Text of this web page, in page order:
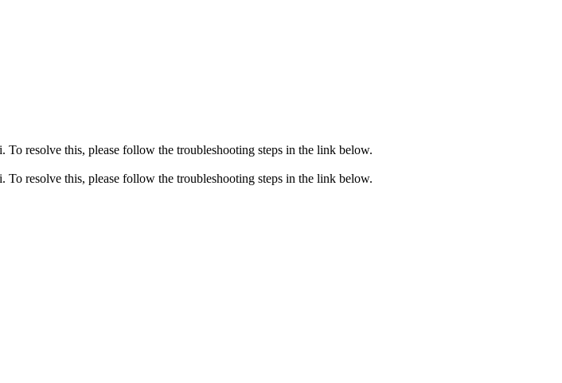
resolve this, please follow the troubleshooting steps in the link below.
resolve this, please follow the troubleshooting steps in the link below.